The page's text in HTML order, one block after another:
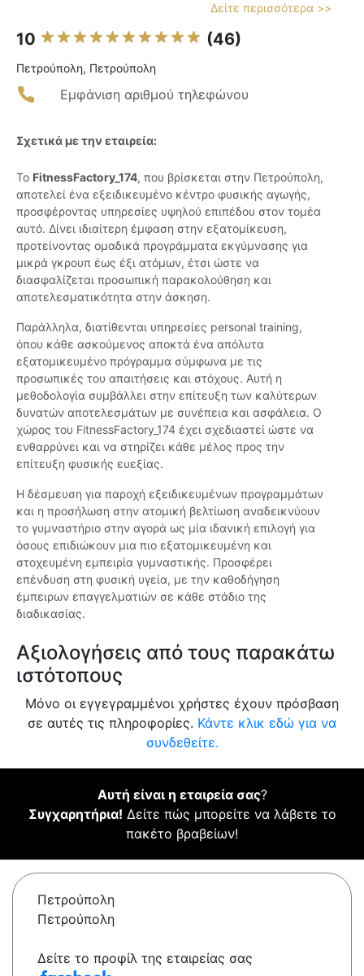
Δείτε περισσότερα >>
10 (46)
Πετρούπολη, Πετρούπολη
Εμφάνιση αριθμού τηλεφώνου
Σχετικά με την εταιρεία:
Το FitnessFactory_174, που βρίσκεται στην Πετρούπολη,
αποτελεί ένα εξειδικευμένο κέντρο φυσικής αγωγής,
προσφέροντας υπηρεσίες υψηλού επιπέδου στον τομέα
αυτό. Δίνει ιδιαίτερη έμφαση στην εξατομίκευση,
προτείνοντας ομαδικά προγράμματα εκγύμνασης για
μικρά γκρουπ έως έξι ατόμων, έτσι ώστε να
διασφαλίζεται προσωπική παρακολούθηση και
αποτελεσματικότητα στην άσκηση.
Παράλληλα, διατίθενται υπηρεσίες personal training,
όπου κάθε ασκούμενος αποκτά ένα απόλυτα
εξατομικευμένο πρόγραμμα σύμφωνα με τις
προσωπικές του απαιτήσεις και στόχους. Αυτή η
μεθοδολογία συμβάλλει στην επίτευξη των καλύτερων
δυνατών αποτελεσμάτων με συνέπεια και ασφάλεια. Ο
χώρος του FitnessFactory_174 έχει σχεδιαστεί ώστε να
ενθαρρύνει και να στηρίζει κάθε μέλος προς την
επίτευξη φυσικής ευεξίας.
Η δέσμευση για παροχή εξειδικευμένων προγραμμάτων
και η προσήλωση στην ατομική βελτίωση αναδεικνύουν
το γυμναστήριο στην αγορά ως μία ιδανική επιλογή για
όσους επιδιώκουν μια πιο εξατομικευμένη και
στοχευμένη εμπειρία γυμναστικής. Προσφέρει
επένδυση στη φυσική υγεία, με την καθοδήγηση
έμπειρων επαγγελματιών σε κάθε στάδιο της
διαδικασίας.
Αξιολογήσεις από τους παρακάτω
ιστότοπους
Μόνο οι εγγεγραμμένοι χρήστες έχουν πρόσβαση
σε αυτές τις πληροφορίες. Κάντε κλικ εδώ για να
συνδεθείτε.
Αυτή είναι η εταιρεία σας?
Συγχαρητήρια! Δείτε πώς μπορείτε να λάβετε το
πακέτο βραβείων!
Πετρούπολη
Πετρούπολη
Δείτε το προφίλ της εταιρείας σας